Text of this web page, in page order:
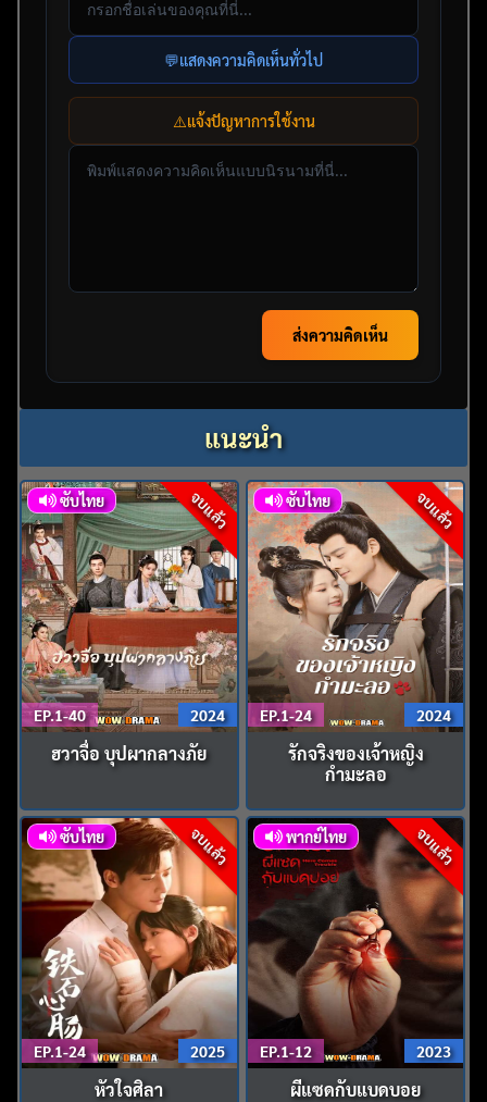
💬แสดงความคิดเห็นทั่วไป
⚠️แจ้งปัญหาการใช้งาน
ส่งความคิดเห็น
แนะนำ
จบแล้ว
ซับไทย
EP.1-40 2024
ฮวาจื่อ บุปผากลางภัย
จบแล้ว
ซับไทย
EP.1-24 2024
รักจริงของเจ้าหญิง
กำมะลอ
จบแล้ว
ซับไทย
EP.1-24 2025
หัวใจศิลา
จบแล้ว
พากย์ไทย
EP.1-12 2023
ผีแซดกับแบดบอย